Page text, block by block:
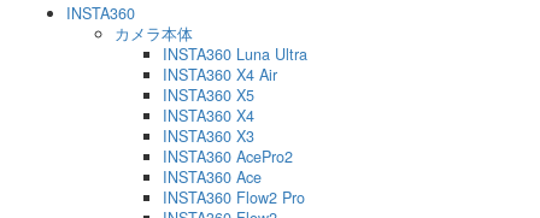
INSTA360
カメラ本体
INSTA360 Luna Ultra
INSTA360 X4 Air
INSTA360 X5
INSTA360 X4
INSTA360 X3
INSTA360 AcePro2
INSTA360 Ace
INSTA360 Flow2 Pro